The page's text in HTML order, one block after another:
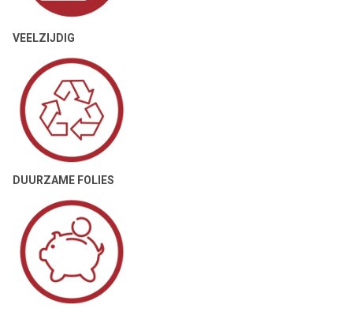
VEELZIJDIG
DUURZAME FOLIES